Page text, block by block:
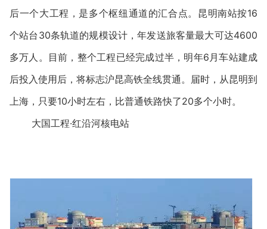
后一个大工程，是多个枢纽通道的汇合点。昆明南站按16
个站台30条轨道的规模设计，年发送旅客量最大可达4600
多万人。目前，整个工程已经完成过半，明年6月车站建成
后投入使用后，将标志沪昆高铁全线贯通。届时，从昆明到
上海，只要10小时左右，比普通铁路快了20多个小时。
大国工程·红沿河核电站